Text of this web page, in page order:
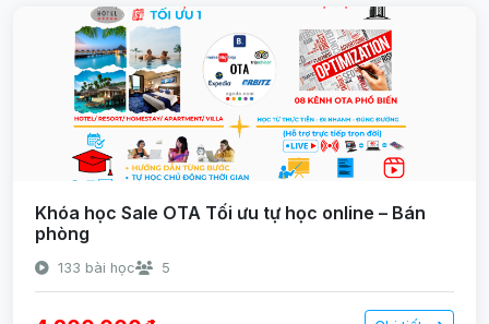
Khóa học Sale OTA Tối ưu tự học online – Bán
phòng
133 bài học 5